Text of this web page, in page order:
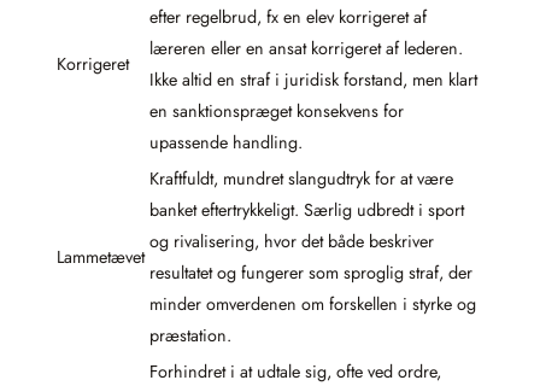
Korrigeret
efter regelbrud, fx en elev korrigeret af
læreren eller en ansat korrigeret af lederen.
Ikke altid en straf i juridisk forstand, men klart
en sanktionspræget konsekvens for
upassende handling.
Lammetævet
Kraftfuldt, mundret slangudtryk for at være
banket eftertrykkeligt. Særlig udbredt i sport
og rivalisering, hvor det både beskriver
resultatet og fungerer som sproglig straf, der
minder omverdenen om forskellen i styrke og
præstation.
Forhindret i at udtale sig, ofte ved ordre,